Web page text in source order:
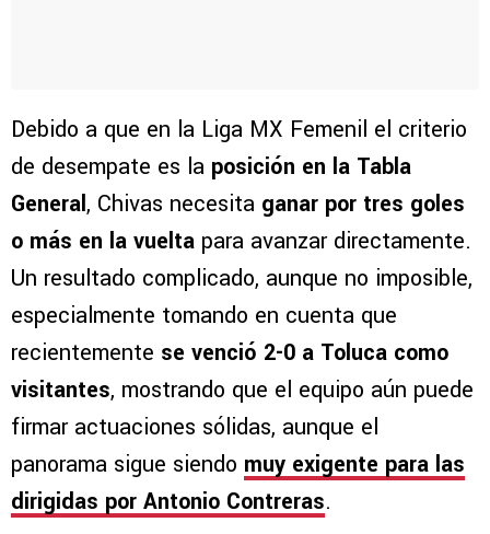
Debido a que en la Liga MX Femenil el criterio
de desempate es la posición en la Tabla
General, Chivas necesita ganar por tres goles
o más en la vuelta para avanzar directamente.
Un resultado complicado, aunque no imposible,
especialmente tomando en cuenta que
recientemente se venció 2-0 a Toluca como
visitantes, mostrando que el equipo aún puede
firmar actuaciones sólidas, aunque el
panorama sigue siendo muy exigente para las
dirigidas por Antonio Contreras.